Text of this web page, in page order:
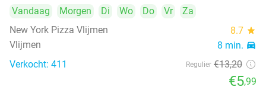
Vandaag Morgen Di Wo Do Vr
Za
New York Pizza Vlijmen
8.7 star
Vlijmen 8 min. directions_car
Verkocht: 411 Regulier €13,20
€5,99